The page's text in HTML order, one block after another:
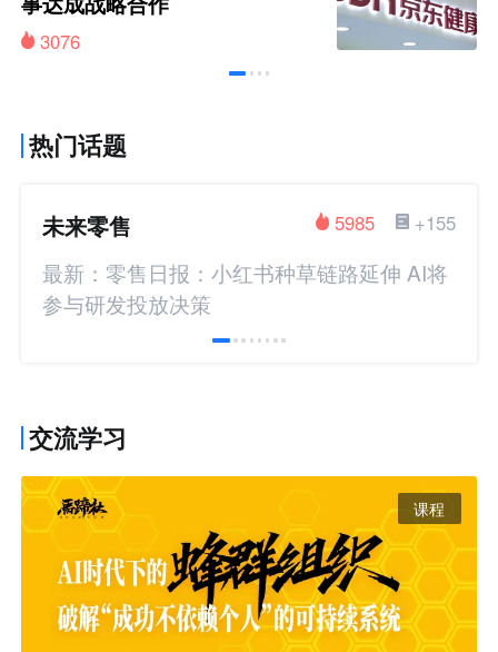
3076
热门话题
未来零售 +155
5985
最新：零售日报：小红书种草链路延伸 AI将
参与研发投放决策
交流学习
课程